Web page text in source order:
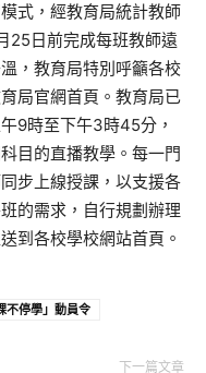
式，經教育局統計教師
25日前完成每班教師遠
，教育局特別呼籲各校
局官網首頁。教育局已
9時至下午3時45分，
目的直播教學。每一門
步上線授課，以支援各
的需求，自行規劃辦理
到各校學校網站首頁。
不停學」動員令
下一篇文章